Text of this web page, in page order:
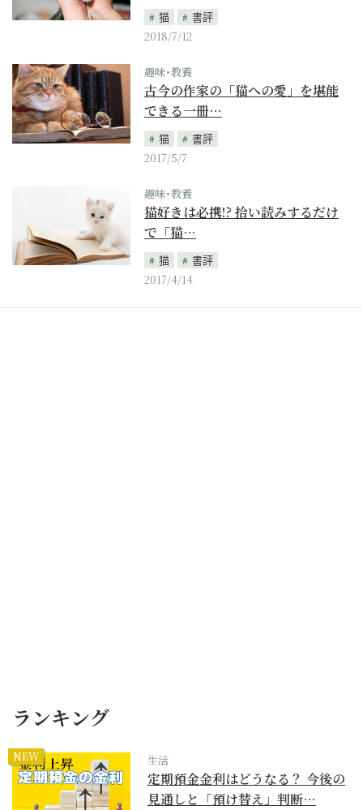
猫
書評
2018/7/12
趣味･教養
古今の作家の「猫への愛」を堪能
できる一冊…
猫
書評
2017/5/7
趣味･教養
猫好きは必携!? 拾い読みするだけ
で「猫…
猫
書評
2017/4/14
ランキング
NEW 生活
定期預金金利はどうなる？ 今後の
見通しと「預け替え」判断…